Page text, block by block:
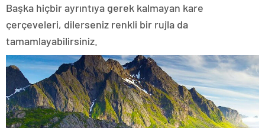
Başka hiçbir ayrıntıya gerek kalmayan kare
çerçeveleri, dilerseniz renkli bir rujla da
tamamlayabilirsiniz.